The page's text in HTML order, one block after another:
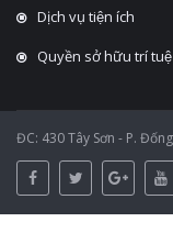
Dịch vụ tiện ích
Quyền sở hữu trí tuệ
ĐC: 430 Tây Sơn - P.